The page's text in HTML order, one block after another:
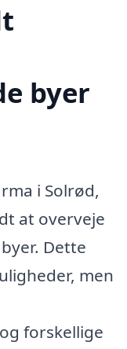
byer
i Solrød,
at overveje
Dette
men
forskellige